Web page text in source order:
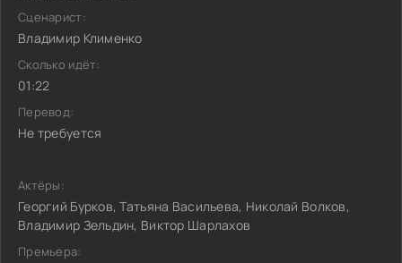
Сценарист:
Владимир Клименко
Сколько идёт:
01:22
Перевод:
Не требуется
Актёры:
Георгий Бурков, Татьяна Васильева, Николай Волков,
Владимир Зельдин, Виктор Шарлахов
Премьера: